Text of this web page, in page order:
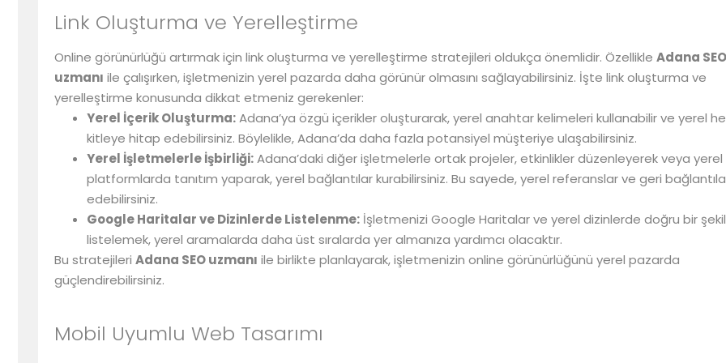
Link Oluşturma ve Yerelleştirme
Online görünürlüğü artırmak için link oluşturma ve yerelleştirme stratejileri oldukça önemlidir. Özellikle Adana SEO
uzmanı ile çalışırken, işletmenizin yerel pazarda daha görünür olmasını sağlayabilirsiniz. İşte link oluşturma ve
yerelleştirme konusunda dikkat etmeniz gerekenler:
Yerel İçerik Oluşturma:Adana’ya özgü içerikler oluşturarak, yerel anahtar kelimeleri kullanabilir ve yerel
kitleye hitap edebilirsiniz. Böylelikle, Adana’da daha fazla potansiyel müşteriye ulaşabilirsiniz.
Yerel İşletmelerle İşbirliği:Adana’daki diğer işletmelerle ortak projeler, etkinlikler düzenleyerek veya yerel
platformlarda tanıtım yaparak, yerel bağlantılar kurabilirsiniz. Bu sayede, yerel referanslar ve geri
edebilirsiniz.
Google Haritalar ve Dizinlerde Listelenme: İşletmenizi Google Haritalar ve yerel dizinlerde doğru bir
listelemek, yerel aramalarda daha üst sıralarda yer almanıza yardımcı olacaktır.
Bu stratejileri Adana SEO uzmanı ile birlikte planlayarak, işletmenizin online görünürlüğünü yerel pazarda
güçlendirebilirsiniz.
Mobil Uyumlu Web Tasarımı